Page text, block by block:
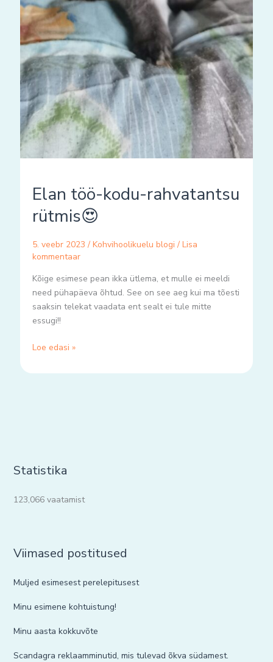
Elan töö-kodu-rahvatantsu
rütmis😍
5. veebr 2023 / Kohvihoolikuelu blogi / Lisa
kommentaar
Kõige esimese pean ikka ütlema, et mulle ei meeldi
need pühapäeva õhtud. See on see aeg kui ma tõesti
saaksin telekat vaadata ent sealt ei tule mitte
essugi!!
Loe edasi »
Statistika
123,066 vaatamist
Viimased postitused
Muljed esimesest perelepitusest
Minu esimene kohtuistung!
Minu aasta kokkuvõte
Scandagra reklaamminutid, mis tulevad õkva südamest.